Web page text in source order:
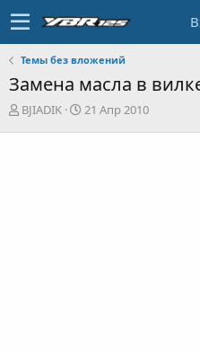
Темы без вложений
Замена масла в
А
BJIADIK
Д
21 Апр 2010